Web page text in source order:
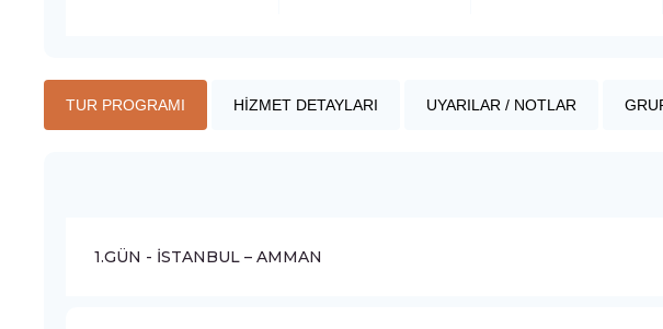
TUR PROGRAMI HİZMET DETAYLARI UYARILAR / NOTLAR
1.GÜN - İSTANBUL – AMMAN